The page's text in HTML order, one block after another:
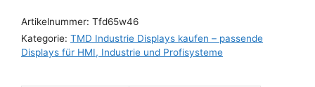
Artikelnummer: Tfd65w46
Kategorie: TMD Industrie Displays kaufen – passende
Displays für HMI, Industrie und Profisysteme